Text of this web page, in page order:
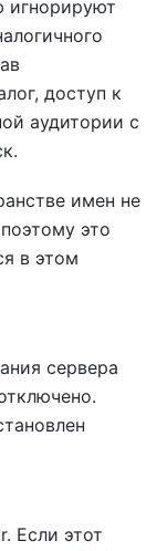
игнорируют
доступ к
аудитории с
имен не
это
в этом
сервера
. Если этот